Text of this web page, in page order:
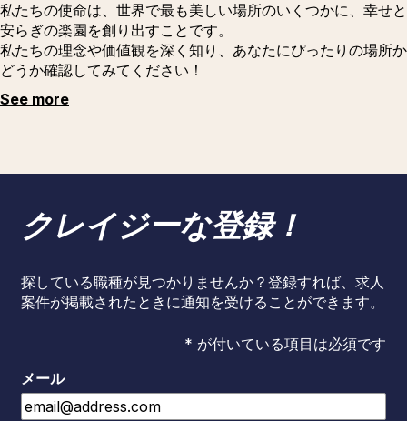
私たちの使命は、世界で最も美しい場所のいくつかに、幸せと
安らぎの楽園を創り出すことです。
私たちの理念や価値観を深く知り、あなたにぴったりの場所か
どうか確認してみてください！
See more
クレイジーな登録！
探している職種が見つかりませんか？登録すれば、求人
案件が掲載されたときに通知を受けることができます。
* が付いている項目は必須です
メール